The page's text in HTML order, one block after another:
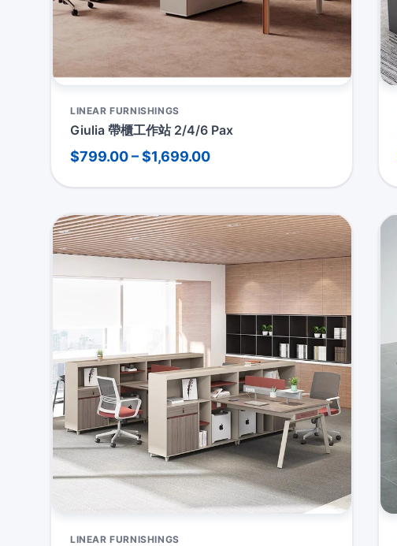
LINEAR FURNISHINGS
Giulia 帶櫃工作站 2/4/6 Pax
$799.00 – $1,699.00
LINEAR FURNISHINGS